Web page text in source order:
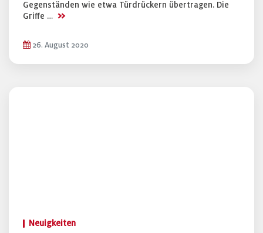
Gegenständen wie etwa Türdrückern übertragen. Die
Griffe … >>
26. August 2020
Neuigkeiten